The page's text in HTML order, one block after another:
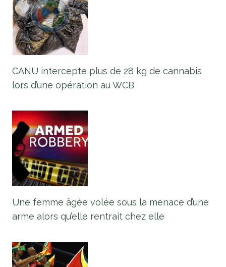
CANU intercepte plus de 28 kg de cannabis
lors d’une opération au WCB
Une femme âgée volée sous la menace d’une
arme alors qu’elle rentrait chez elle